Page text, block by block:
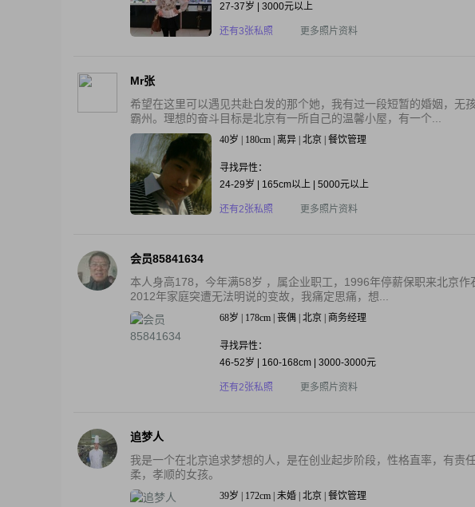
27-37岁 | 3000元以上
还有3张私照 更多照片资料
Mr张
希望在这里可以遇见共赴白发的那个她，我有过一段短暂的婚姻，无
霸州。理想的奋斗目标是北京有一所自己的温馨小屋，有一个...
40岁 | 180cm | 离异 | 北京 | 餐饮管理
寻找异性：
24-29岁 | 165cm以上 | 5000元以上
还有2张私照 更多照片资料
会员85841634
本人身高178，今年满58岁 ，属企业职工，1996年停薪保职来北京作
2012年家庭突遭无法明说的变故，我痛定思痛，想...
68岁 | 178cm | 丧偶 | 北京 | 商务经理
寻找异性：
46-52岁 | 160-168cm | 3000-3000元
还有2张私照 更多照片资料
追梦人
我是一个在北京追求梦想的人，是在创业起步阶段，性格直率，有责
柔，孝顺的女孩。
39岁 | 172cm | 未婚 | 北京 | 餐饮管理